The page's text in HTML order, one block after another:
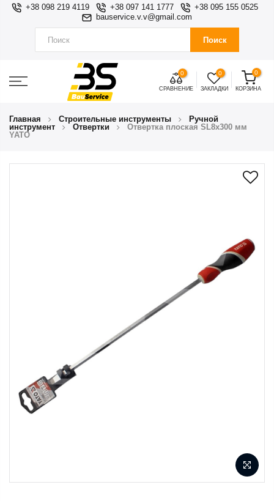
+38 098 219 4119 +38 097 141 1777
+38 095 155 0525
bauservice.v.v@gmail.com
Поиск
0
СРАВНЕНИЕ
0
ЗАКЛАДКИ
0
КОРЗИНА
Главная Строительные инструменты
Ручной
инструмент
Отвертки
Отвертка плоская SL8x300 мм
YATO